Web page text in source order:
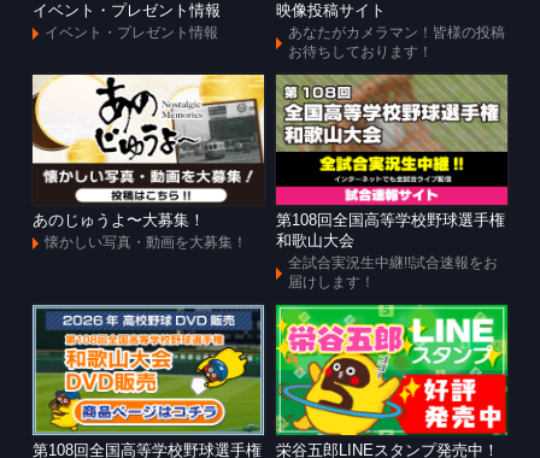
イベント・プレゼント情報
イベント・プレゼント情報
映像投稿サイト
あなたがカメラマン！皆様の投稿
お待ちしております！
あのじゅうよ〜大募集！
懐かしい写真・動画を大募集！
第108回全国高等学校野球選手権
和歌山大会
全試合実況生中継!!試合速報をお
届けします！
第108回全国高等学校野球選手権
栄谷五郎LINEスタンプ発売中！